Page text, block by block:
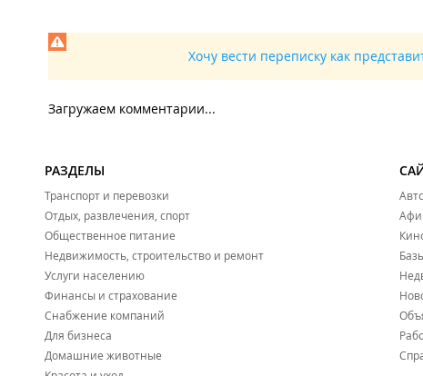
Хочу вести переписку как
Загружаем комментарии...
РАЗДЕЛЫ
Транспорт и перевозки
Отдых, развлечения, спорт
Общественное питание
Недвижимость, строительство и ремонт
Услуги населению
Финансы и страхование
Снабжение компаний
Для бизнеса
Домашние животные